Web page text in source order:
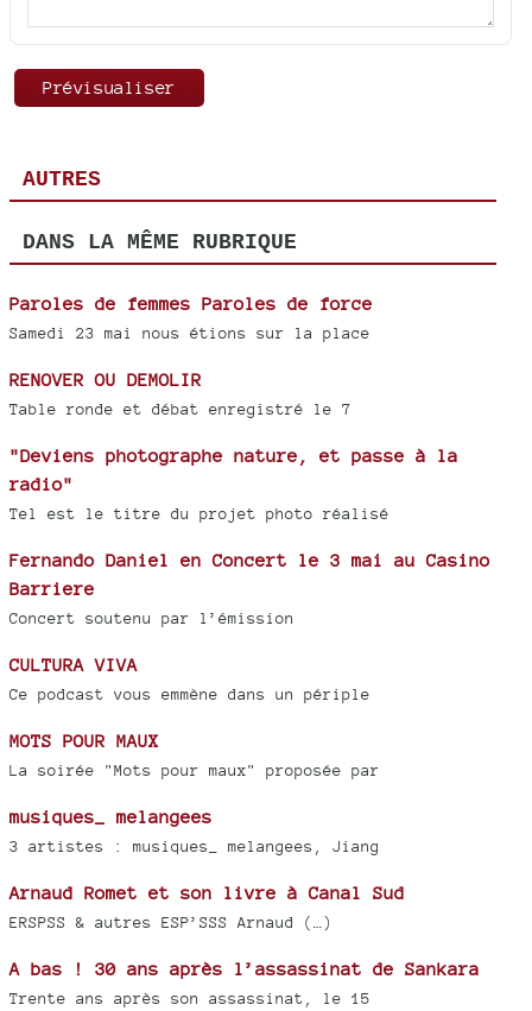
AUTRES
DANS LA MÊME RUBRIQUE
Paroles de femmes Paroles de force
Samedi 23 mai nous étions sur la place
RENOVER OU DEMOLIR
Table ronde et débat enregistré le 7
"Deviens photographe nature, et passe à la
radio"
Tel est le titre du projet photo réalisé
Fernando Daniel en Concert le 3 mai au Casino
Barriere
Concert soutenu par l’émission
CULTURA VIVA
Ce podcast vous emmène dans un périple
MOTS POUR MAUX
La soirée "Mots pour maux" proposée par
musiques_ melangees
3 artistes : musiques_ melangees, Jiang
Arnaud Romet et son livre à Canal Sud
ERSPSS & autres ESP’SSS Arnaud (…)
A bas ! 30 ans après l’assassinat de Sankara
Trente ans après son assassinat, le 15